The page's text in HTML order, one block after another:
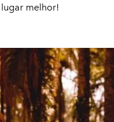
melhor!